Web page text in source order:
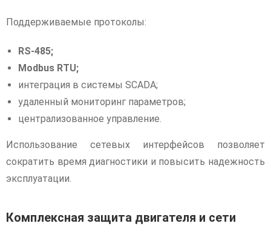
Поддерживаемые протоколы:
RS-485;
Modbus RTU;
интеграция в системы SCADA;
удаленный мониторинг параметров;
централизованное управление.
Использование сетевых интерфейсов позволяет
сократить время диагностики и повысить надежность
эксплуатации.
Комплексная защита двигателя и сети